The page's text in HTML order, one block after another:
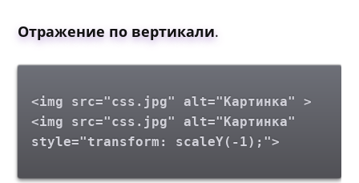
Отражение по вертикали.
<img src="css.jpg" alt="Картинка" >
<img src="css.jpg" alt="Картинка"
style="transform: scaleY(-1);">